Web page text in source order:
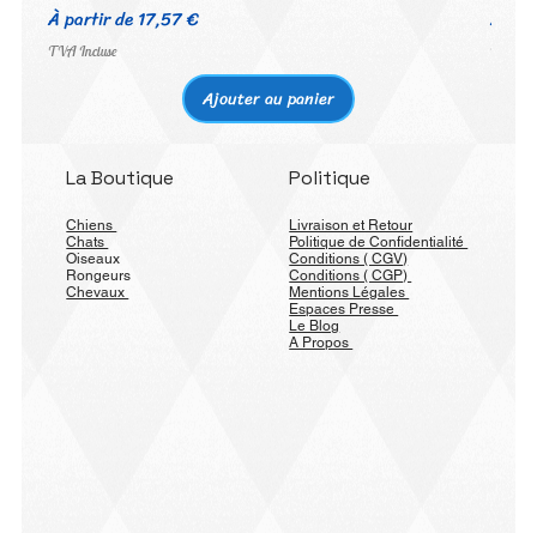
À partir de17,57 €
Prix promotionnel
TVA Incluse
Ajouter au panier
À
Prix
TVA
La Boutique
Chiens
Chats
Oiseaux
Rongeurs
Chevaux
Politique
Livraison et Retour
Politique de Confidentialité
Conditions ( CGV)
Conditions ( CGP)
Mentions Légales
Espaces Presse
Le Blog
A Propos